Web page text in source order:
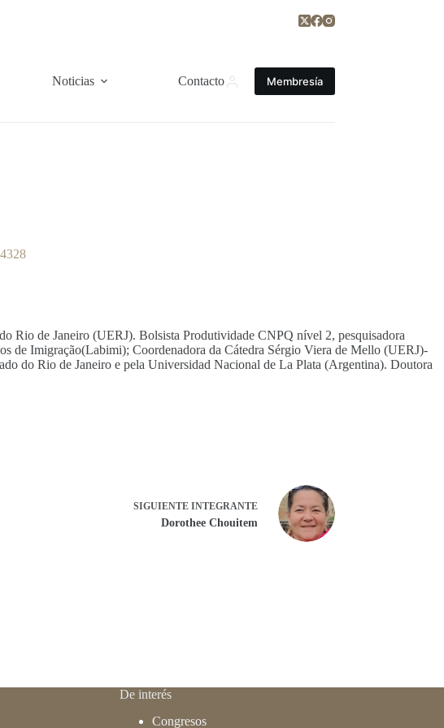
Noticias Contacto Membresía
Rio de Janeiro (UERJ). Bolsista Produtividade CNPQ nível 2, pesquisadora
de Imigração(Labimi); Coordenadora da Cátedra Sérgio Viera de Mello (UERJ)-
do Rio de Janeiro e pela Universidad Nacional de La Plata (Argentina). Doutora
SIGUIENTE INTEGRANTE
Dorothee Chouitem
De interés
Congresos